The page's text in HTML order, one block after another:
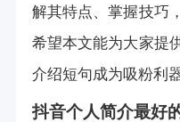
解其特点、掌握技巧
希望本文能为大家提
介绍短句成为吸粉利
抖音个人简介最好